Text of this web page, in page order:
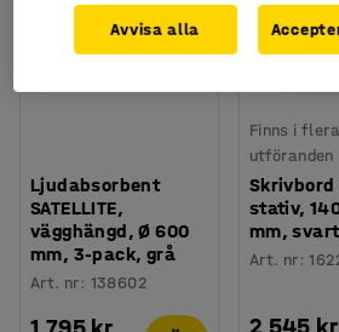
Ljudabsorbent
SATELLITE,
vägghängd, Ø 600
mm, 3-pack, grå
Art. nr: 138602
Finns i flera
utföranden
Skrivbord
stativ,
mm,
Art. nr:
2 545 kr
Avvisa alla